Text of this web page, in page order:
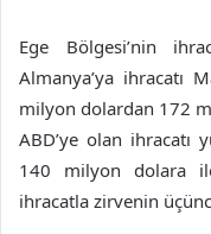
Ege Bölgesi’nin
Almanya’ya ihracatı
milyon dolardan 172
ABD’ye olan ihracatı
140 milyon dolara
ihracatla zirvenin